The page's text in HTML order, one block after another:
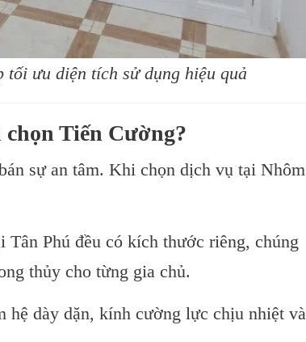
ưu diện tích sử dụng hiệu quả
Tiến Cường?
sự an tâm. Khi chọn dịch vụ tại Nhôm
Tân Phú đều có kích thước riêng, chúng
thủy cho từng gia chủ.
hệ dày dặn, kính cường lực chịu nhiệt và